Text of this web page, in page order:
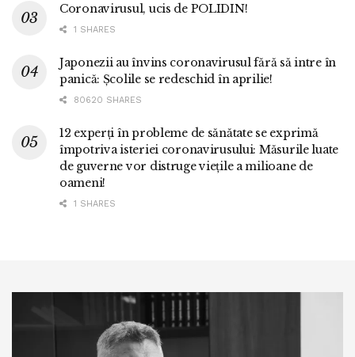
Coronavirusul, ucis de POLIDIN!
1 SHARES
Japonezii au învins coronavirusul fără să intre în
panică: Școlile se redeschid în aprilie!
80620 SHARES
12 experți în probleme de sănătate se exprimă
împotriva isteriei coronavirusului: Măsurile luate
de guverne vor distruge viețile a milioane de
oameni!
1 SHARES